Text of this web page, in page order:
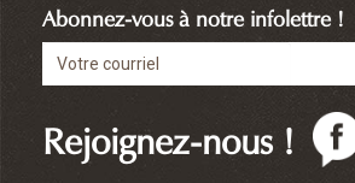
Rejoignez-nous !
Abonnez-vous à notre infolettre !